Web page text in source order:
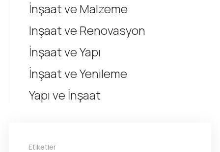
İnşaat ve Malzeme
Inşaat ve Renovasyon
İnşaat ve Yapı
İnşaat ve Yenileme
Yapı ve İnşaat
Etiketler